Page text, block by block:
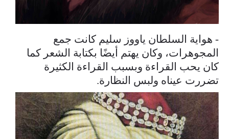
- هواية السلطان ياووز سليم كانت جمع
المجوهرات، وكان يهتم أيضًا بكتابة الشعر كما
كان يحب القراءة وبسبب القراءة الكثيرة
تضررت عيناه ولبس النظارة.